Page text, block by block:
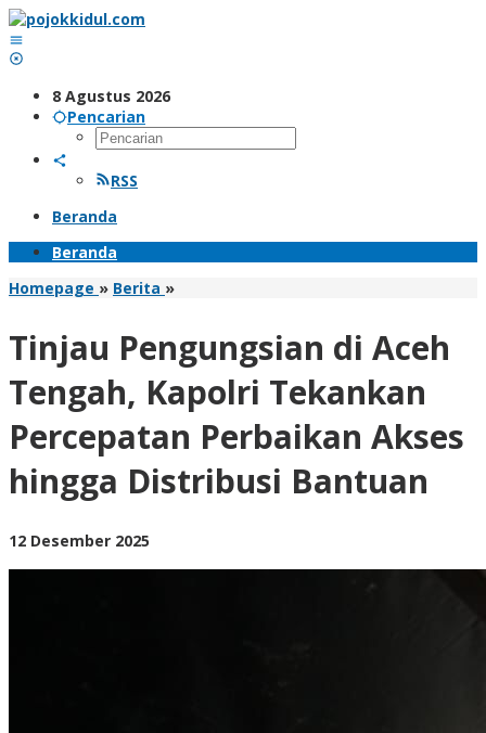
Lewati
ke
konten
8 Agustus 2026
Pencarian
RSS
Beranda
Beranda
Homepage » Berita »Tinjau
Aceh
Tengah,
Kapolri
Tekankan
Percepatan
Perbaikan
Akses
hingga
Tinjau Pengungsian di Aceh
Tengah, Kapolri Tekankan
Percepatan Perbaikan Akses
hingga Distribusi Bantuan
12 Desember 2025